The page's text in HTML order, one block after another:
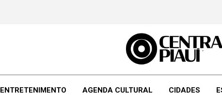
ENTRETENIMENTO AGENDA CULTURAL CIDADES